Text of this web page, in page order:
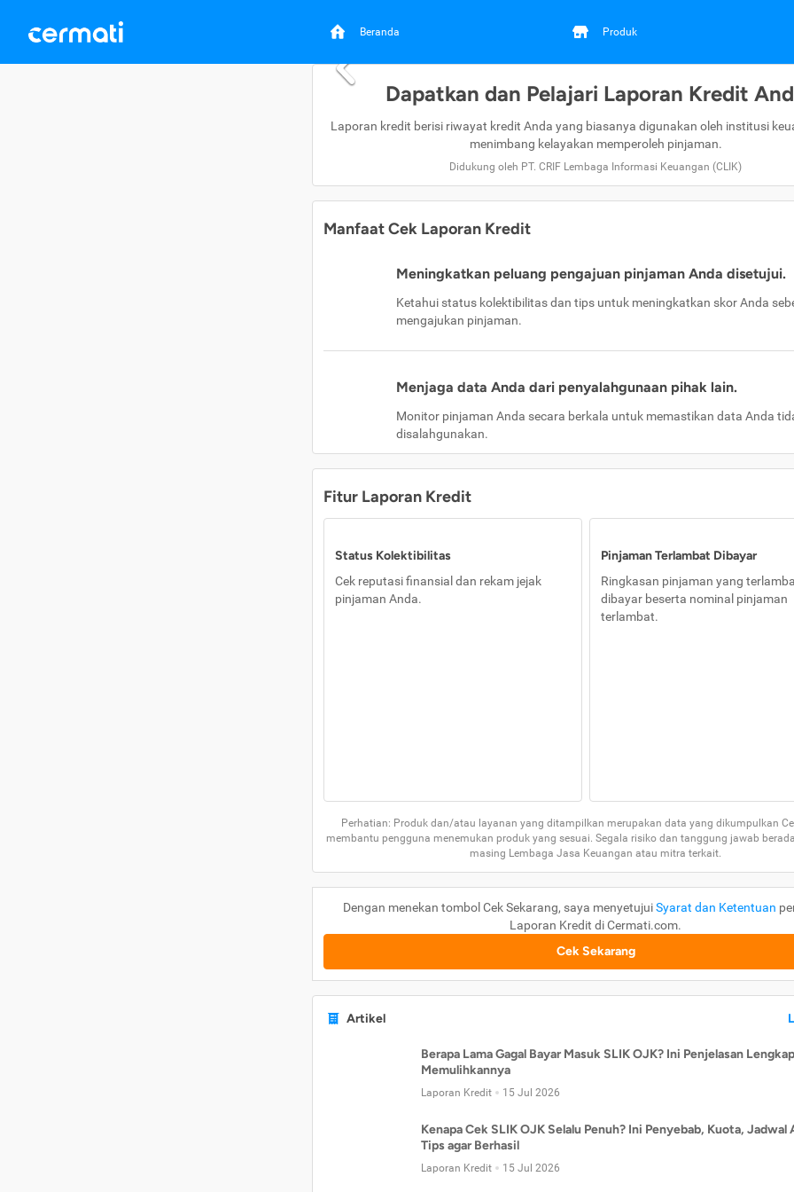
Beranda Produk
Dapatkan dan Pelajari Laporan Kredit
Laporan kredit berisi riwayat kredit Anda yang biasanya digunakan oleh institusi
menimbang kelayakan memperoleh pinjaman.
Didukung oleh PT. CRIF Lembaga Informasi Keuangan (CLIK)
Manfaat Cek Laporan Kredit
Meningkatkan peluang pengajuan pinjaman Anda disetujui.
Ketahui status kolektibilitas dan tips untuk meningkatkan skor Anda
mengajukan pinjaman.
Menjaga data Anda dari penyalahgunaan pihak lain.
Monitor pinjaman Anda secara berkala untuk memastikan data Anda
disalahgunakan.
Fitur Laporan Kredit
Status Kolektibilitas
Cek reputasi finansial dan rekam jejak
pinjaman Anda.
Pinjaman Terlambat Dibayar
Ringkasan pinjaman yang
dibayar beserta nominal pinjaman
terlambat.
Perhatian: Produk dan/atau layanan yang ditampilkan merupakan data yang dikumpulkan
membantu pengguna menemukan produk yang sesuai. Segala risiko dan tanggung jawab
masing Lembaga Jasa Keuangan atau mitra terkait.
Dengan menekan tombol Cek Sekarang, saya menyetujuiSyarat dan Ketentuan
Laporan Kredit di Cermati.com.
Cek Sekarang
Artikel
Berapa Lama Gagal Bayar Masuk SLIK OJK? Ini Penjelasan
Memulihkannya
Laporan Kredit 15 Jul 2026
Kenapa Cek SLIK OJK Selalu Penuh? Ini Penyebab, Kuota, Jadwal
Tips agar Berhasil
Laporan Kredit 15 Jul 2026